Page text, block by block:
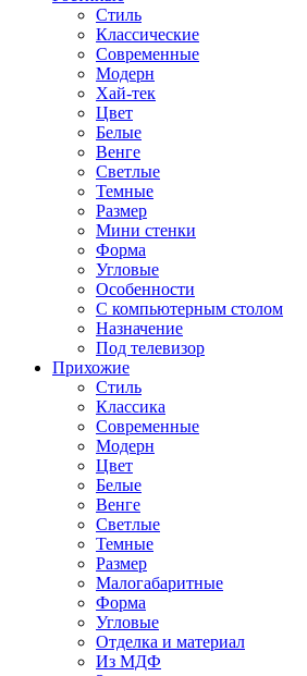
Стиль
Классические
Современные
Модерн
Хай-тек
Цвет
Белые
Венге
Светлые
Темные
Размер
Мини стенки
Форма
Угловые
Особенности
С компьютерным столом
Назначение
Под телевизор
Прихожие
Стиль
Классика
Современные
Модерн
Цвет
Белые
Венге
Светлые
Темные
Размер
Малогабаритные
Форма
Угловые
Отделка и материал
Из МДФ